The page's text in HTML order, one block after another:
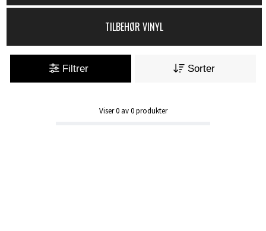
TILBEHØR VINYL
Filtrer Sorter
Viser0av0produkter